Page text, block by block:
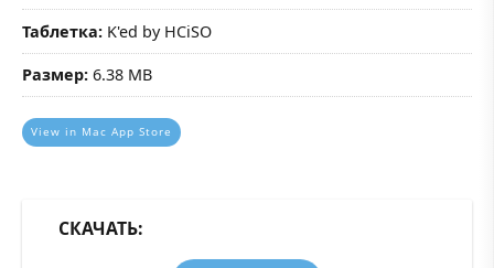
Таблетка: K'ed by HCiSO
Размер: 6.38 MB
View in Mac App Store
СКАЧАТЬ: